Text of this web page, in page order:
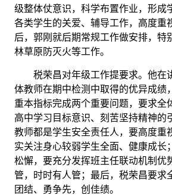
级整体仗意识，科学布置作业，形成
各类学生的关爱、辅导工作，高度重
后，郭刚就后期常规工作做安排，特
林草原防灭火等工作。
税荣昌对年级工作提要求。他在
体教师在期中检测中取得的优异成绩
重本指标完成两个重要问题，要求全
高中学习目标意识、刻苦坚持精神的
教师都是学生安全责任人，要高度重
实关注身心较弱学生全面、健康成长
松懈，要充分发挥班主任联动机制优
管，时时有人管；最后，税荣昌要求
团结、勇争先，创佳绩。